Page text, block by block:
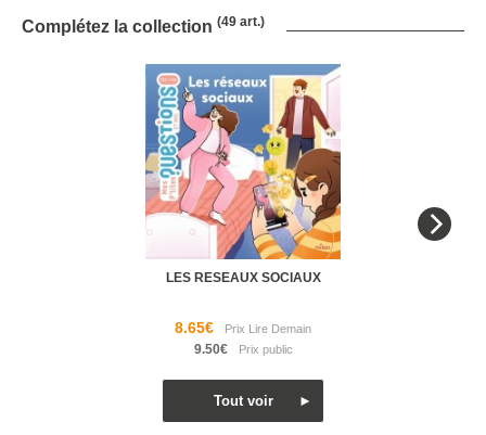
Complétez la collection (49 art.)
LES RESEAUX SOCIAUX
8.65€
9.50€